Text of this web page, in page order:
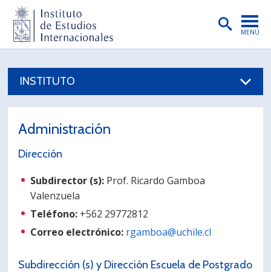
MENÚ
POSTGRADO
EXTENSIÓN
PUBLICACIONES
BIBLIOTECA
ENGLISH
INSTITUTO
Administración
Dirección
Subdirector (s): Prof. Ricardo Gamboa
Valenzuela
Teléfono: +562 29772812
Correo electrónico: rgamboa@uchile.cl
Subdirección (s) y Dirección Escuela de Postgrado